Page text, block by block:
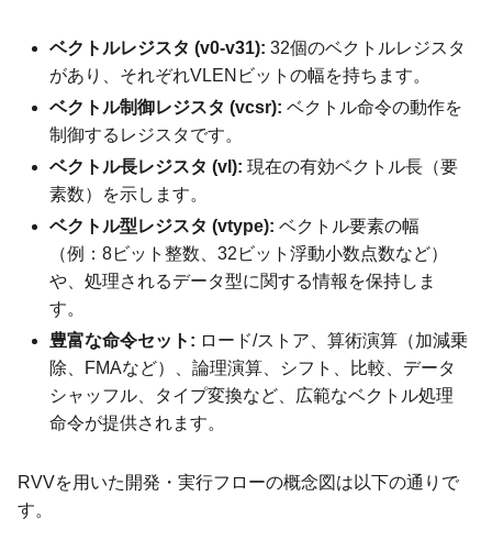
ベクトルレジスタ (v0-v31): 32個のベクトルレジスタ
があり、それぞれVLENビットの幅を持ちます。
ベクトル制御レジスタ (vcsr): ベクトル命令の動作を
制御するレジスタです。
ベクトル長レジスタ (vl): 現在の有効ベクトル長（要
素数）を示します。
ベクトル型レジスタ (vtype): ベクトル要素の幅
（例：8ビット整数、32ビット浮動小数点数など）
や、処理されるデータ型に関する情報を保持しま
す。
豊富な命令セット: ロード/ストア、算術演算（加減乗
除、FMAなど）、論理演算、シフト、比較、データ
シャッフル、タイプ変換など、広範なベクトル処理
命令が提供されます。
RVVを用いた開発・実行フローの概念図は以下の通りで
す。